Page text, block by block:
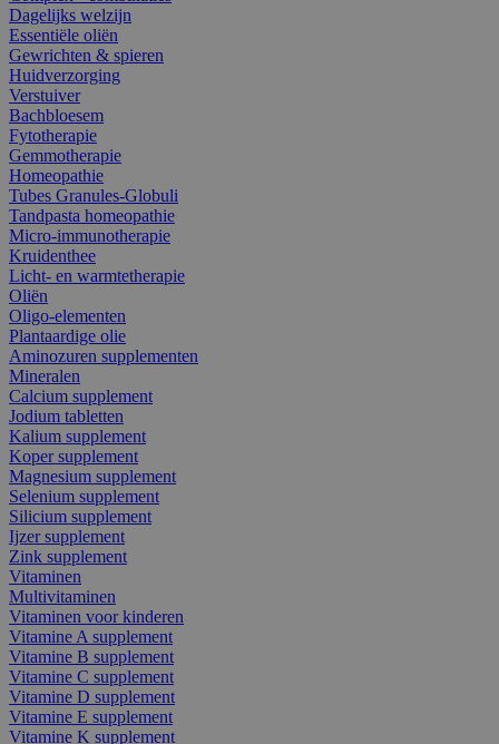
Dagelijks welzijn
Essentiële oliën
Gewrichten & spieren
Huidverzorging
Verstuiver
Bachbloesem
Fytotherapie
Gemmotherapie
Homeopathie
Tubes Granules-Globuli
Tandpasta homeopathie
Micro-immunotherapie
Kruidenthee
Licht- en warmtetherapie
Oliën
Oligo-elementen
Plantaardige olie
Aminozuren supplementen
Mineralen
Calcium supplement
Jodium tabletten
Kalium supplement
Koper supplement
Magnesium supplement
Selenium supplement
Silicium supplement
Ijzer supplement
Zink supplement
Vitaminen
Multivitaminen
Vitaminen voor kinderen
Vitamine A supplement
Vitamine B supplement
Vitamine C supplement
Vitamine D supplement
Vitamine E supplement
Vitamine K supplement